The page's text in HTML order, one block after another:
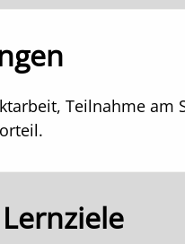
Teilnahme am
Lernziele